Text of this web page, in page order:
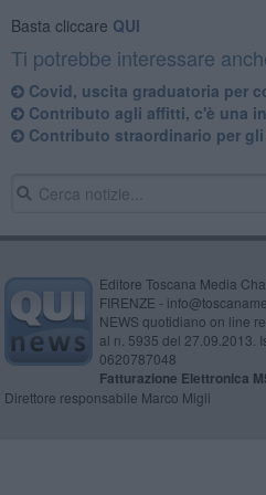
Basta cliccare QUI
Ti potrebbe interessare
Covid, uscita graduatoria per
Contributo agli affitti, c'è una
Contributo straordinario per
Editore Toscana Media
FIRENZE -
NEWS quotidiano on line
al n. 5935 del 27.09.2013.
0620787048
Fatturazione Elettronica
Direttore responsabile Marco Migli